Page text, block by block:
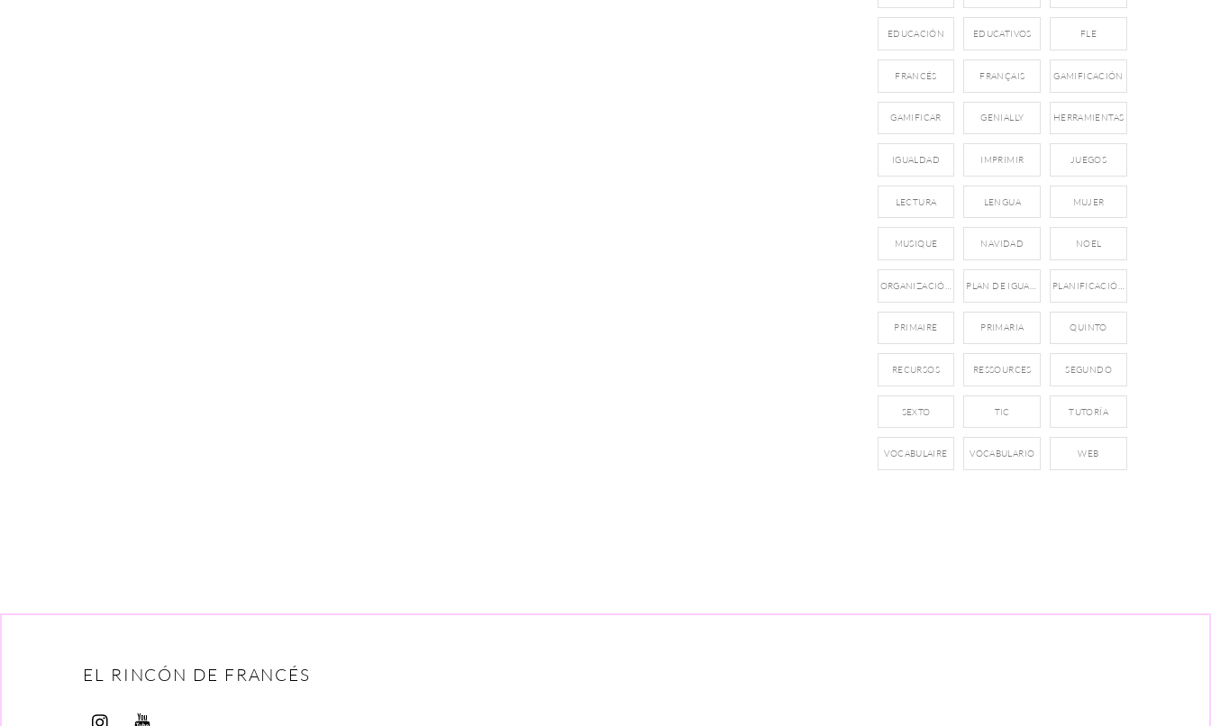
EDUCACIÓN EDUCATIVOS FLE
FRANCÉS FRANÇAIS GAMIFICACIÓN
GAMIFICAR GENIALLY HERRAMIENTAS
IGUALDAD IMPRIMIR JUEGOS
LECTURA LENGUA MUJER
MUSIQUE NAVIDAD NOEL
PRIMAIRE PRIMARIA QUINTO
RECURSOS RESSOURCES SEGUNDO
SEXTO TIC TUTORÍA
VOCABULAIRE VOCABULARIO WEB
EL RINCÓN DE FRANCÉS